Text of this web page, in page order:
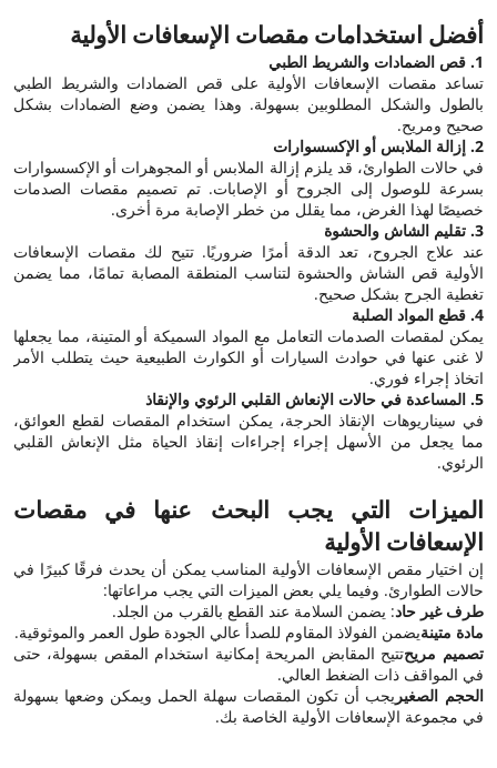
أفضل استخدامات مقصات الإسعافات الأولية
1. قص الضمادات والشريط الطبي
تساعد مقصات الإسعافات الأولية على قص الضمادات والشريط الطبي
بالطول والشكل المطلوبين بسهولة. وهذا يضمن وضع الضمادات بشكل
صحيح ومريح.
2. إزالة الملابس أو الإكسسوارات
في حالات الطوارئ، قد يلزم إزالة الملابس أو المجوهرات أو الإكسسوارات
بسرعة للوصول إلى الجروح أو الإصابات. تم تصميم مقصات الصدمات
خصيصًا لهذا الغرض، مما يقلل من خطر الإصابة مرة أخرى.
3. تقليم الشاش والحشوة
عند علاج الجروح، تعد الدقة أمرًا ضروريًا. تتيح لك مقصات الإسعافات
الأولية قص الشاش والحشوة لتناسب المنطقة المصابة تمامًا، مما يضمن
تغطية الجرح بشكل صحيح.
4. قطع المواد الصلبة
يمكن لمقصات الصدمات التعامل مع المواد السميكة أو المتينة، مما يجعلها
لا غنى عنها في حوادث السيارات أو الكوارث الطبيعية حيث يتطلب الأمر
اتخاذ إجراء فوري.
5. المساعدة في حالات الإنعاش القلبي الرئوي والإنقاذ
في سيناريوهات الإنقاذ الحرجة، يمكن استخدام المقصات لقطع العوائق،
مما يجعل من الأسهل إجراء إجراءات إنقاذ الحياة مثل الإنعاش القلبي
الرئوي.
الميزات التي يجب البحث عنها في مقصات
الإسعافات الأولية
إن اختيار مقص الإسعافات الأولية المناسب يمكن أن يحدث فرقًا كبيرًا في
حالات الطوارئ. وفيما يلي بعض الميزات التي يجب مراعاتها:
طرف غير حاد: يضمن السلامة عند القطع بالقرب من الجلد.
مادة متينةيضمن الفولاذ المقاوم للصدأ عالي الجودة طول العمر والموثوقية.
تصميم مريحتتيح المقابض المريحة إمكانية استخدام المقص بسهولة، حتى
في المواقف ذات الضغط العالي.
الحجم الصغير يجب أن تكون المقصات سهلة الحمل ويمكن وضعها بسهولة
في مجموعة الإسعافات الأولية الخاصة بك.